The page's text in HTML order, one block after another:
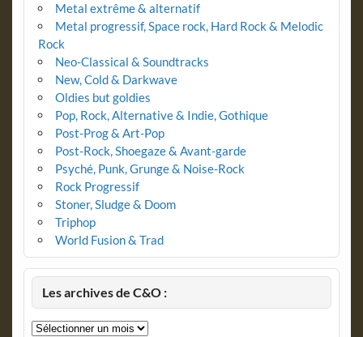
Metal extrême & alternatif
Metal progressif, Space rock, Hard Rock & Melodic
Rock
Neo-Classical & Soundtracks
New, Cold & Darkwave
Oldies but goldies
Pop, Rock, Alternative & Indie, Gothique
Post-Prog & Art-Pop
Post-Rock, Shoegaze & Avant-garde
Psyché, Punk, Grunge & Noise-Rock
Rock Progressif
Stoner, Sludge & Doom
Triphop
World Fusion & Trad
Les archives de C&O :
Les